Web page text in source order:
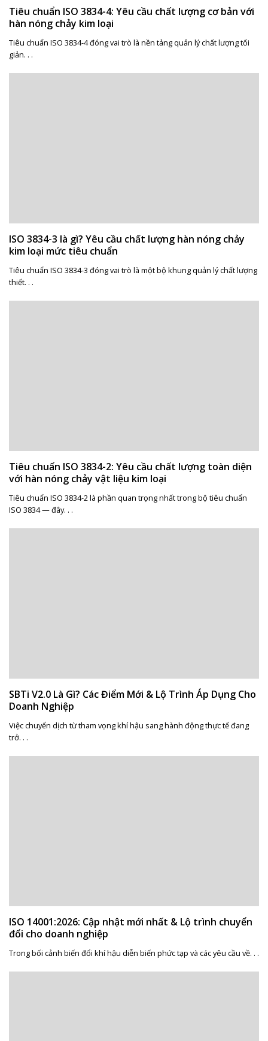
Tiêu chuẩn ISO 3834-4: Yêu cầu chất lượng cơ bản với
hàn nóng chảy kim loại
Tiêu chuẩn ISO 3834-4 đóng vai trò là nền tảng quản lý chất lượng tối
giản. . .
ISO 3834-3 là gì? Yêu cầu chất lượng hàn nóng chảy
kim loại mức tiêu chuẩn
Tiêu chuẩn ISO 3834-3 đóng vai trò là một bộ khung quản lý chất lượng
thiết. . .
Tiêu chuẩn ISO 3834-2: Yêu cầu chất lượng toàn diện
với hàn nóng chảy vật liệu kim loại
Tiêu chuẩn ISO 3834-2 là phần quan trọng nhất trong bộ tiêu chuẩn
ISO 3834 — đây. . .
SBTi V2.0 Là Gì? Các Điểm Mới & Lộ Trình Áp Dụng Cho
Doanh Nghiệp
Việc chuyển dịch từ tham vọng khí hậu sang hành động thực tế đang
trở. . .
ISO 14001:2026: Cập nhật mới nhất & Lộ trình chuyển
đổi cho doanh nghiệp
Trong bối cảnh biến đổi khí hậu diễn biến phức tạp và các yêu cầu về. . .